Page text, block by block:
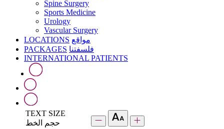
Spine Surgery
Sports Medicine
Urology
Vascular Surgery
LOCATIONS مواقع
PACKAGES فلسفتنا
INTERNATIONAL PATIENTS
TEXT SIZE
حجم الخط